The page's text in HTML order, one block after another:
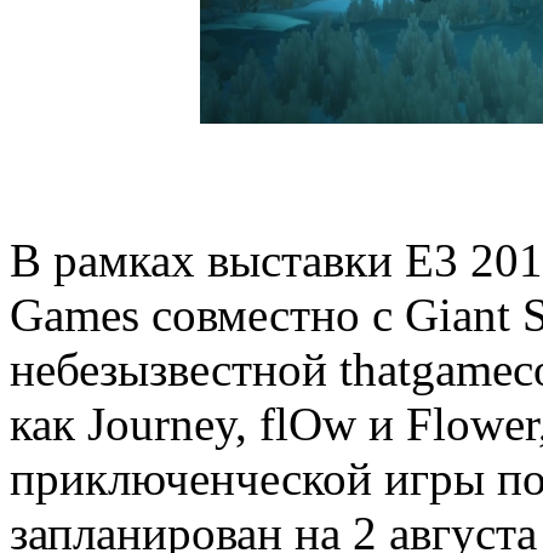
В рамках выставки E3
Games совместно с
небезызвестной
как Journey, flOw и
приключенческой игры
запланирован на 2